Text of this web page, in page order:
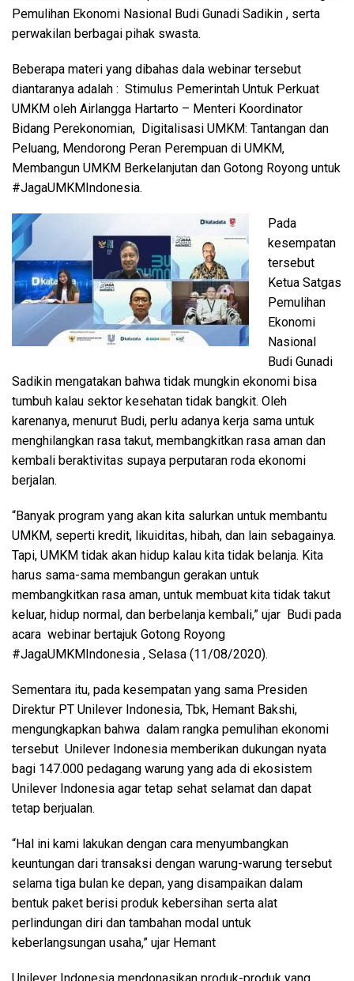
Pemulihan Ekonomi Nasional Budi Gunadi Sadikin , serta
perwakilan berbagai pihak swasta.
Beberapa materi yang dibahas dala webinar tersebut
diantaranya adalah : Stimulus Pemerintah Untuk Perkuat
UMKM oleh Airlangga Hartarto – Menteri Koordinator
Bidang Perekonomian, Digitalisasi UMKM: Tantangan dan
Peluang, Mendorong Peran Perempuan di UMKM,
Membangun UMKM Berkelanjutan dan Gotong Royong untuk
#JagaUMKMIndonesia.
Pada
kesempatan
tersebut
Ketua Satgas
Pemulihan
Ekonomi
Nasional
Budi Gunadi
Sadikin mengatakan bahwa tidak mungkin ekonomi bisa
tumbuh kalau sektor kesehatan tidak bangkit. Oleh
karenanya, menurut Budi, perlu adanya kerja sama untuk
menghilangkan rasa takut, membangkitkan rasa aman dan
kembali beraktivitas supaya perputaran roda ekonomi
berjalan.
“Banyak program yang akan kita salurkan untuk membantu
UMKM, seperti kredit, likuiditas, hibah, dan lain sebagainya.
Tapi, UMKM tidak akan hidup kalau kita tidak belanja. Kita
harus sama-sama membangun gerakan untuk
membangkitkan rasa aman, untuk membuat kita tidak takut
keluar, hidup normal, dan berbelanja kembali,” ujar Budi pada
acara webinar bertajuk Gotong Royong
#JagaUMKMIndonesia , Selasa (11/08/2020).
Sementara itu, pada kesempatan yang sama Presiden
Direktur PT Unilever Indonesia, Tbk, Hemant Bakshi,
mengungkapkan bahwa dalam rangka pemulihan ekonomi
tersebut Unilever Indonesia memberikan dukungan nyata
bagi 147.000 pedagang warung yang ada di ekosistem
Unilever Indonesia agar tetap sehat selamat dan dapat
tetap berjualan.
“Hal ini kami lakukan dengan cara menyumbangkan
keuntungan dari transaksi dengan warung-warung tersebut
selama tiga bulan ke depan, yang disampaikan dalam
bentuk paket berisi produk kebersihan serta alat
perlindungan diri dan tambahan modal untuk
keberlangsungan usaha,” ujar Hemant